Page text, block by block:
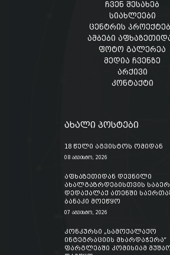
ჩვენ შესახებ
სიახლეები
ცენტრის
ამბები
ფოტო გალერეა
მედია ჩვენზე
არქივი
კონტაქტი
ახალი პოსტები
18 წელი აგვისტოს ომიდან
08 აგვისტო, 2026
აფხაზეთიდან დევნილი
ახალგაზრდებისთვის
დედაქალაქ ათენში
ბანაკი მოეწყო
07 აგვისტო, 2026
კონკურსი „სამოქალაქო
ინტეგრაციის მხარდაჭერა“
ფარგლებში კომისიამ